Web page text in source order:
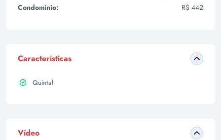
Condomínio:
R$ 442
Caracteristicas
Quintal
Vídeo